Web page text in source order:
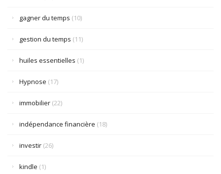
gagner du temps (10)
gestion du temps (11)
huiles essentielles (1)
Hypnose (17)
immobilier (22)
indépendance financière (18)
investir (26)
kindle (1)